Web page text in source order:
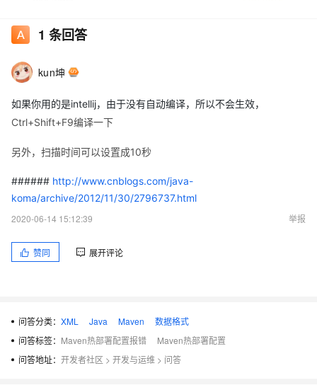
debug某个项目进行调式 期间我修改了项目中的一些代码，当再
debug模式run这个项目的时候才会起作用 于是我想起了热部署
但是由于本人刚开始接触 jetty 和 maven还不知道如何配置 所以
google之后 还是没解决
我的pom.xml文件如下:
<build>
        <plugins>
                <groupId>org.mortbay.jetty</groupId>
<version>${maven.jetty.plugin.version}</
                <configuration>
                        <systemProperty>
                            <name>CONFIG_DIR_PATH</name>
<value>${basedir}/../config/
                        <systemProperty>
1 条回答
kun坤
如果你用的是intellij，由于没有自动编译，所以不会生效，
Ctrl+Shift+F9编译一下
另外，扫描时间可以设置成10秒
###### http://www.cnblogs.com/java-
koma/archive/2012/11/30/2796737.html
2020-06-14 15:12:39
举报
赞同 展开评论
问答分类： XML Java Maven
数据格式
问答标签： Maven热部署配置报错
Maven热部署配置
问答地址： 开发者社区 > 开发与运维 > 问答